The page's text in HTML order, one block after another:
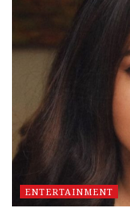
ENTERTAINMENT